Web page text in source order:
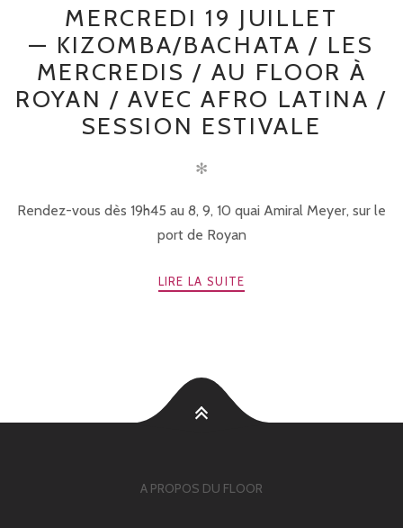
MERCREDI 19 JUILLET
— KIZOMBA/BACHATA / LES
MERCREDIS / AU FLOOR À
ROYAN / AVEC AFRO LATINA /
SESSION ESTIVALE
✻
Rendez-vous dès 19h45 au 8, 9, 10 quai Amiral Meyer, sur le
port de Royan
LIRE LA SUITE
A PROPOS DU FLOOR